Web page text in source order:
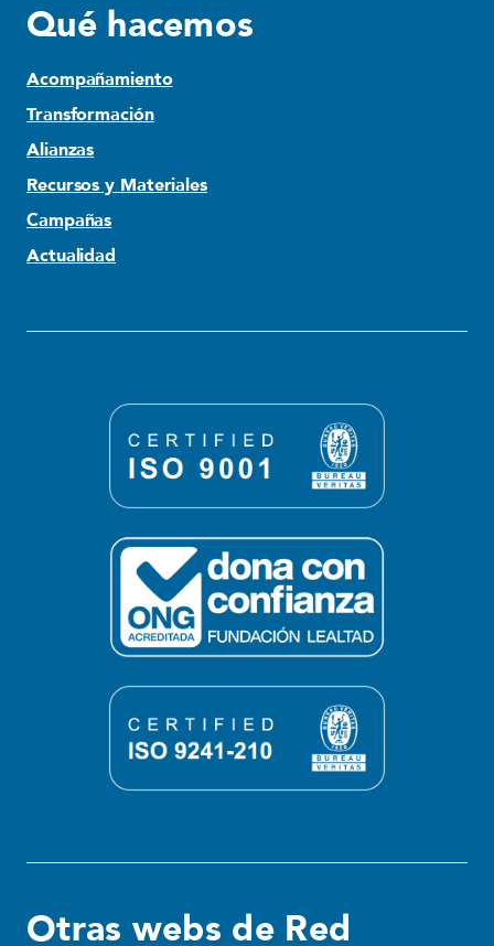
Qué hacemos
Acompañamiento
Transformación
Alianzas
Recursos y Materiales
Campañas
Actualidad
Otras webs de Red